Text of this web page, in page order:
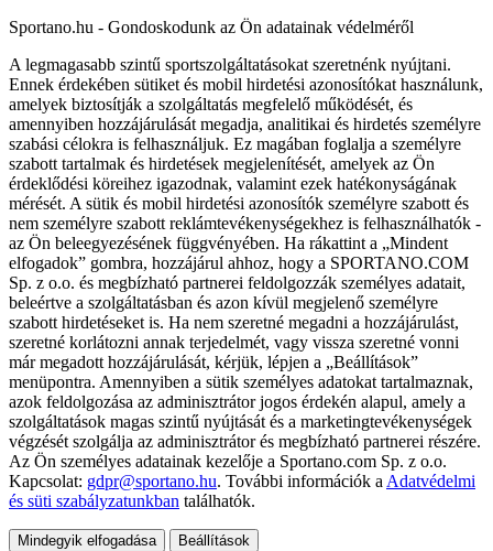
Sportano.hu - Gondoskodunk az Ön adatainak védelméről
A legmagasabb szintű sportszolgáltatásokat szeretnénk nyújtani.
Ennek érdekében sütiket és mobil hirdetési azonosítókat használunk,
amelyek biztosítják a szolgáltatás megfelelő működését, és
amennyiben hozzájárulását megadja, analitikai és hirdetés személyre
szabási célokra is felhasználjuk. Ez magában foglalja a személyre
szabott tartalmak és hirdetések megjelenítését, amelyek az Ön
érdeklődési köreihez igazodnak, valamint ezek hatékonyságának
mérését. A sütik és mobil hirdetési azonosítók személyre szabott és
nem személyre szabott reklámtevékenységekhez is felhasználhatók -
az Ön beleegyezésének függvényében. Ha rákattint a „Mindent
elfogadok” gombra, hozzájárul ahhoz, hogy a SPORTANO.COM
Sp. z o.o. és megbízható partnerei feldolgozzák személyes adatait,
beleértve a szolgáltatásban és azon kívül megjelenő személyre
szabott hirdetéseket is. Ha nem szeretné megadni a hozzájárulást,
szeretné korlátozni annak terjedelmét, vagy vissza szeretné vonni
már megadott hozzájárulását, kérjük, lépjen a „Beállítások”
menüpontra. Amennyiben a sütik személyes adatokat tartalmaznak,
azok feldolgozása az adminisztrátor jogos érdekén alapul, amely a
szolgáltatások magas szintű nyújtását és a marketingtevékenységek
végzését szolgálja az adminisztrátor és megbízható partnerei részére.
Az Ön személyes adatainak kezelője a Sportano.com Sp. z o.o.
Kapcsolat: gdpr@sportano.hu. További információk a Adatvédelmi
és süti szabályzatunkban találhatók.
Mindegyik elfogadása Beállítások